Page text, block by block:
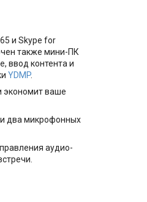
и Skype for
также мини-ПК
ввод контента и
YDMP.
экономит ваше
два микрофонных
аудио-